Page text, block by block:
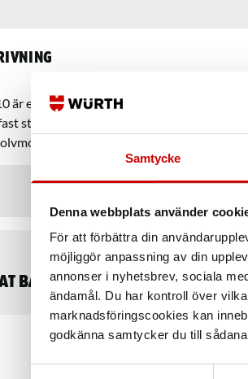
Samtycke
Denna webbplats använder
För att förbättra din
möjliggör anpassning av din
annonser i nyhetsbrev, sociala
ändamål. Du har kontroll över
marknadsföringscookies kan
godkänna samtycker du till
är en fordonsinredning passar många olika
stål med högkvalitativ pulverbeläggning
baserat på vald produkt